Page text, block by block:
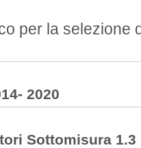
per la selezione
2020
Sottomisura 1.3